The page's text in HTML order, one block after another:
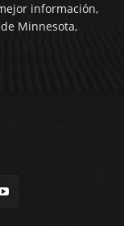
información,
Minnesota,